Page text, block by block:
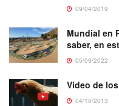
09/04/2019
Mundial en
saber, en
05/09/2022
Video de
04/10/2013